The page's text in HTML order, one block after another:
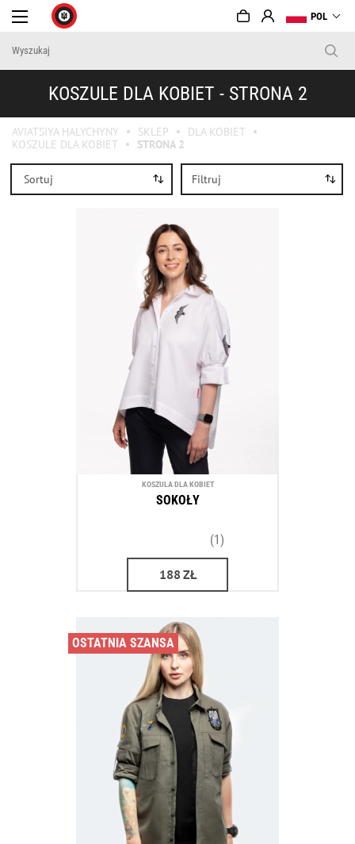
POL
KOSZULE DLA KOBIET - STRONA 2
AVIATSIYA HALYCHYNY SKLEP
DLA KOBIET
KOSZULE DLA KOBIET
STRONA 2
Filtruj
Sortuj
KOSZULA DLA KOBIET
SOKOŁY
(1)
188 ZŁ
OSTATNIA SZANSA